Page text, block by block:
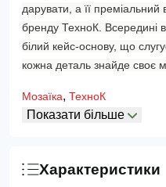
дарувати, а її преміальний
бренду ТехноК. Всередині
білий кейс-основу, що
кожна деталь знайде своє
Мозаїка, ТехноК
Показати більше
Характеристики